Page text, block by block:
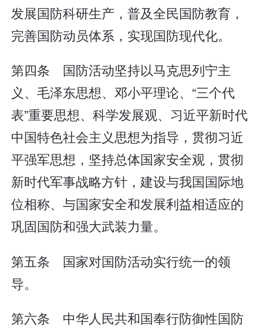
发展国防科研生产，普及全民国防教育，
完善国防动员体系，实现国防现代化。
第四条 国防活动坚持以马克思列宁主
义、毛泽东思想、邓小平理论、“三个代
表”重要思想、科学发展观、习近平新时代
中国特色社会主义思想为指导，贯彻习近
平强军思想，坚持总体国家安全观，贯彻
新时代军事战略方针，建设与我国国际地
位相称、与国家安全和发展利益相适应的
巩固国防和强大武装力量。
第五条 国家对国防活动实行统一的领
导。
第六条 中华人民共和国奉行防御性国防